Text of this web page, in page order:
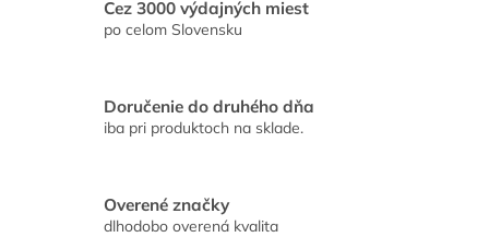
á
e
p
v
Cez 3000 výdajných miest
po celom Slovensku
Doručenie do druhého dňa
iba pri produktoch na sklade.
Overené značky
dlhodobo overená kvalita